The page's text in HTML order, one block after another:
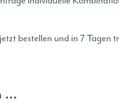
bestellen und in 7 Tagen
…